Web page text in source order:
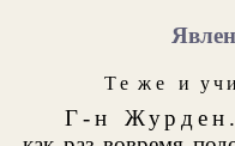
Те же и
Г-н Журден